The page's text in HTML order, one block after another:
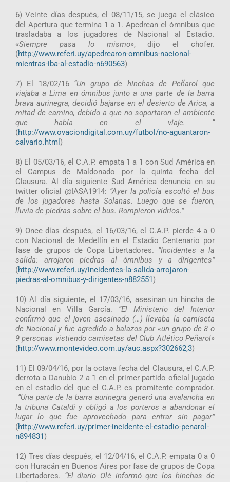
6) Veinte días después, el 08/11/15, se juega el clásico
del Apertura que termina 1 a 1. Apedrean el ómnibus que
trasladaba a los jugadores de Nacional al Estadio.
«Siempre pasa lo mismo», dijo el chofer.
(http://www.referi.uy/apedrearon-omnibus-nacional-
mientras-iba-al-estadio-n690563)
7) El 18/02/16 “Un grupo de hinchas de Peñarol que
viajaba a Lima en ómnibus junto a una parte de la barra
brava aurinegra, decidió bajarse en el desierto de Arica, a
mitad de camino, debido a que no soportaron el ambiente
que había en el viaje. “
(http://www.ovaciondigital.com.uy/futbol/no-aguantaron-
calvario.html )
8) El 05/03/16, el C.A.P. empata 1 a 1 con Sud América en
el Campus de Maldonado por la quinta fecha del
Clausura. Al día siguiente Sud América denuncia en su
twitter oficial @IASA1914: “Ayer la policía escoltó el bus
de los jugadores hasta Solanas. Luego que se fueron,
lluvia de piedras sobre el bus. Rompieron vidrios.”
9) Once días después, el 16/03/16, el C.A.P. pierde 4 a 0
con Nacional de Medellín en el Estadio Centenario por
fase de grupos de Copa Libertadores. “Incidentes a la
salida: arrojaron piedras al ómnibus y a dirigentes”
(http://www.referi.uy/incidentes-la-salida-arrojaron-
piedras-al-omnibus-y-dirigentes-n882551)
10) Al día siguiente, el 17/03/16, asesinan un hincha de
Nacional en Villa García. “El Ministerio del Interior
confirmó que el joven asesinado (…) llevaba la camiseta
de Nacional y fue agredido a balazos por «un grupo de 8 o
9 personas vistiendo camisetas del Club Atlético Peñarol»
(http://www.montevideo.com.uy/auc.aspx?302662,3)
11) El 09/04/16, por la octava fecha del Clausura, el C.A.P.
derrota a Danubio 2 a 1 en el primer partido oficial jugado
en el estadio del que el C.A.P. es promitente comprador.
“Una parte de la barra aurinegra generó una avalancha en
la tribuna Cataldi y obligó a los porteros a abandonar el
lugar lo que fue aprovechado para entrar sin pagar”
(http://www.referi.uy/primer-incidente-el-estadio-penarol-
n894831)
12) Tres días después, el 12/04/16, el C.A.P. empata 0 a 0
con Huracán en Buenos Aires por fase de grupos de Copa
Libertadores. “El diario Olé informó que los hinchas de